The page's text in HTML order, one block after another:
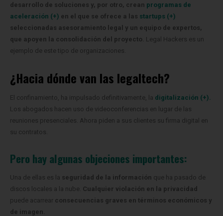
desarrollo de soluciones y, por otro, crean programas de
aceleración (+) en el que se ofrece a las startups (+)
seleccionadas asesoramiento legal y un equipo de expertos,
que apoyen la consolidación del proyecto. Legal Hackers es un
ejemplo de este tipo de organizaciones.
¿Hacia dónde van las legaltech?
El confinamiento, ha impulsado definitivamente, la digitalización (+).
Los abogados hacen uso de videoconferencias en lugar de las
reuniones presenciales. Ahora piden a sus clientes su firma digital en
su contratos.
Pero hay algunas objeciones importantes:
Una de ellas es la seguridad de la información que ha pasado de
discos locales a la nube. Cualquier violación en la privacidad
puede acarrear consecuencias graves en términos económicos y
de imagen.